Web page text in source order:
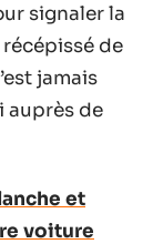
signaler la
de
jamais
auprès de
et
voiture